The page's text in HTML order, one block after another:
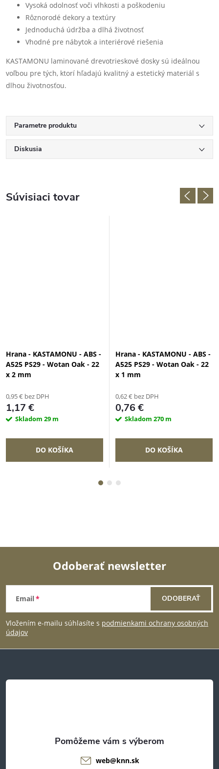
Vysoká odolnosť voči vlhkosti a poškodeniu
Rôznorodé dekory a textúry
Jednoduchá údržba a dlhá životnosť
Vhodné pre nábytok a interiérové riešenia
KASTAMONU laminované drevotrieskové dosky sú ideálnou
voľbou pre tých, ktorí hľadajú kvalitný a estetický materiál s
dlhou životnosťou.
Parametre produktu
Diskusia
Súvisiaci tovar
Hrana - KASTAMONU - ABS -
A525 PS29 - Wotan Oak - 22
x 2 mm
0,95 € bez DPH
1,17 €
Skladom 29 m
DO KOŠÍKA
Hrana - KASTAMONU - ABS -
A525 PS29 - Wotan Oak - 22
x 1 mm
0,62 € bez DPH
0,76 €
Skladom 270 m
DO KOŠÍKA
Z
á
p
t
Odoberať newsletter
Email
Vložením e-mailu súhlasíte s podmienkami ochrany osobných
údajov
ODOBERAŤ
web@knn.sk